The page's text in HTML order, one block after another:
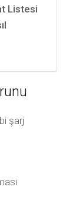
Listesi
şarj